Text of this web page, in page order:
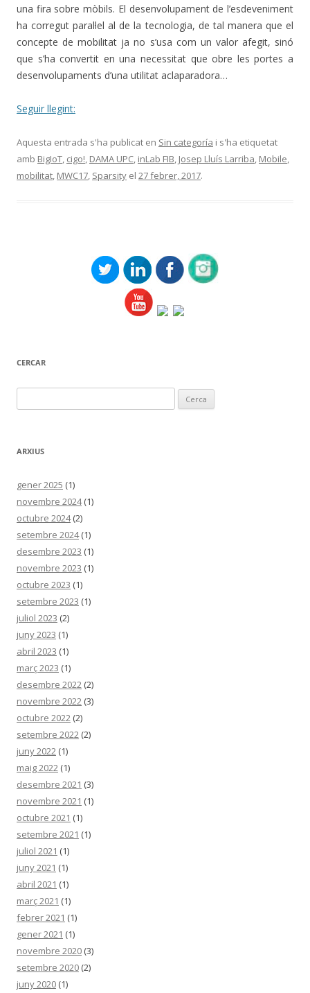
una fira sobre mòbils. El desenvolupament de l’esdeveniment
ha corregut paral·lel al de la tecnologia, de tal manera que el
concepte de mobilitat ja no s’usa com un valor afegit, sinó
que s’ha convertit en una necessitat que obre les portes a
desenvolupaments d’una utilitat aclaparadora…
Seguir llegint:
Aquesta entrada s'ha publicat en Sin categoría i s'ha etiquetat
amb BigIoT, cigo!, DAMA UPC, inLab FIB, Josep Lluís Larriba, Mobile,
mobilitat, MWC17, Sparsity el 27 febrer, 2017.
CERCAR
ARXIUS
gener 2025 (1)
novembre 2024(1)
octubre 2024(2)
setembre 2024(1)
desembre 2023 (1)
novembre 2023 (1)
octubre 2023 (1)
setembre 2023 (1)
juliol 2023 (2)
juny 2023 (1)
abril 2023 (1)
març 2023 (1)
desembre 2022 (2)
novembre 2022 (3)
octubre 2022 (2)
setembre 2022 (2)
juny 2022 (1)
maig 2022 (1)
desembre 2021 (3)
novembre 2021 (1)
octubre 2021 (1)
setembre 2021 (1)
juliol 2021 (1)
juny 2021 (1)
abril 2021 (1)
març 2021 (1)
febrer 2021 (1)
gener 2021 (1)
novembre 2020 (3)
setembre 2020 (2)
juny 2020 (1)